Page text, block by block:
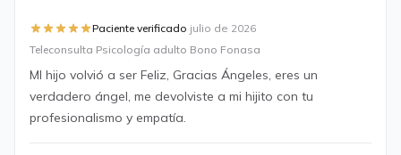
Paciente verificado·julio de 2026
Teleconsulta Psicología adulto Bono Fonasa
MI hijo volvió a ser Feliz, Gracias Ángeles, eres un
verdadero ángel, me devolviste a mi hijito con tu
profesionalismo y empatía.